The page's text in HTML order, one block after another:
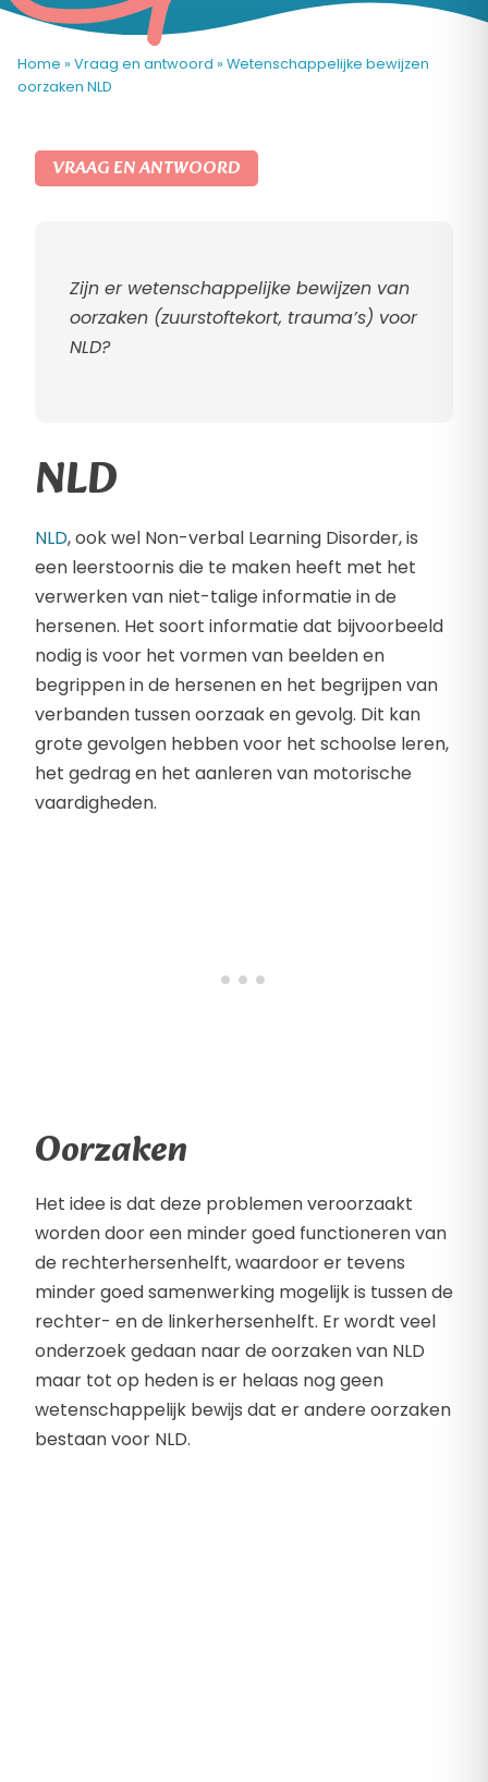
Home » Vraag en antwoord » Wetenschappelijke bewijzen
oorzaken NLD
VRAAG EN ANTWOORD
Zijn er wetenschappelijke bewijzen van
oorzaken (zuurstoftekort, trauma’s) voor
NLD?
NLD
NLD, ook wel Non-verbal Learning Disorder, is
een leerstoornis die te maken heeft met het
verwerken van niet-talige informatie in de
hersenen. Het soort informatie dat bijvoorbeeld
nodig is voor het vormen van beelden en
begrippen in de hersenen en het begrijpen van
verbanden tussen oorzaak en gevolg. Dit kan
grote gevolgen hebben voor het schoolse leren,
het gedrag en het aanleren van motorische
vaardigheden.
Oorzaken
Het idee is dat deze problemen veroorzaakt
worden door een minder goed functioneren van
de rechterhersenhelft, waardoor er tevens
minder goed samenwerking mogelijk is tussen de
rechter- en de linkerhersenhelft. Er wordt veel
onderzoek gedaan naar de oorzaken van NLD
maar tot op heden is er helaas nog geen
wetenschappelijk bewijs dat er andere oorzaken
bestaan voor NLD.